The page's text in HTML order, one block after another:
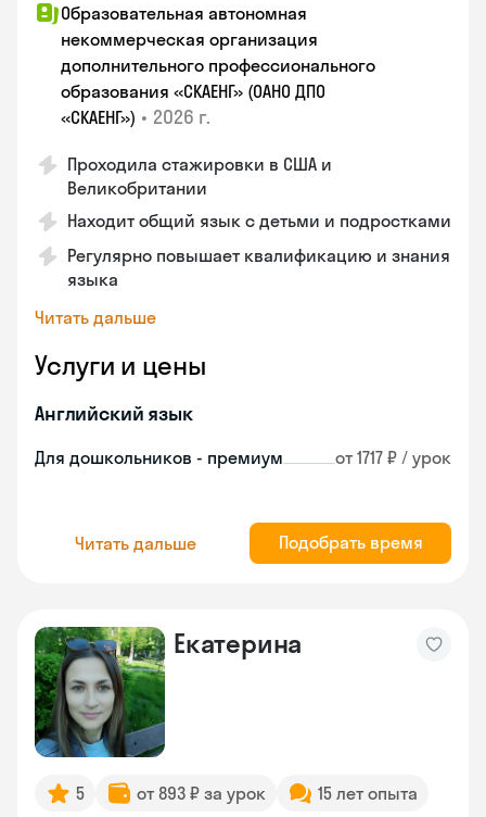
Образовательная автономная
некоммерческая организация
дополнительного профессионального
образования «СКАЕНГ» (ОАНО ДПО
«СКАЕНГ») • 2026 г.
Проходила стажировки в США и
Великобритании
Находит общий язык с детьми и подростками
Регулярно повышает квалификацию и знания
языка
Читать дальше
Услуги и цены
Английский язык
Для дошкольников - премиум от 1717 ₽ / урок
Читать дальше Подобрать время
Екатерина
5 от 893 ₽ за урок 15 лет опыта